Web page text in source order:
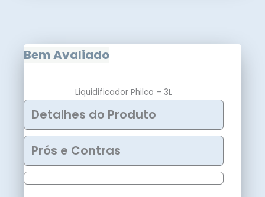
Bem Avaliado
Liquidificador Philco – 3L
Detalhes do Produto
Prós e Contras